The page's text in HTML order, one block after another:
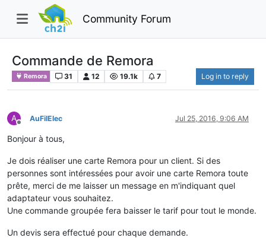
Community Forum
Commande de Remora
Remora 31 12 19.1k 7 Log in to reply
A
Offline
AuFilElec Jul 25, 2016, 9:06 AM
Bonjour à tous,
Je dois réaliser une carte Remora pour un client. Si des
personnes sont intéressées pour avoir une carte Remora toute
prête, merci de me laisser un message en m'indiquant quel
adaptateur vous souhaitez.
Une commande groupée fera baisser le tarif pour tout le monde.
Un devis sera effectué pour chaque demande.